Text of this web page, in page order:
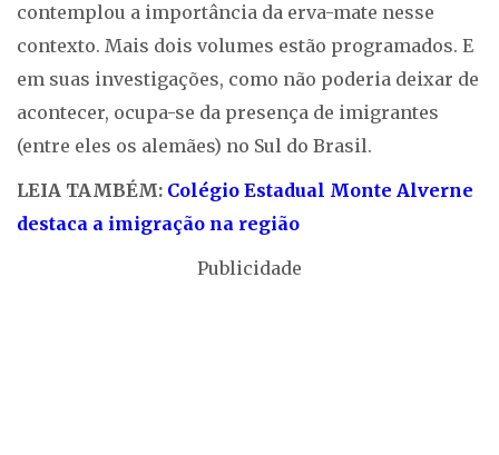
contemplou a importância da erva-mate nesse
contexto. Mais dois volumes estão programados. E
em suas investigações, como não poderia deixar de
acontecer, ocupa-se da presença de imigrantes
(entre eles os alemães) no Sul do Brasil.
LEIA TAMBÉM: Colégio Estadual Monte Alverne
destaca a imigração na região
Publicidade